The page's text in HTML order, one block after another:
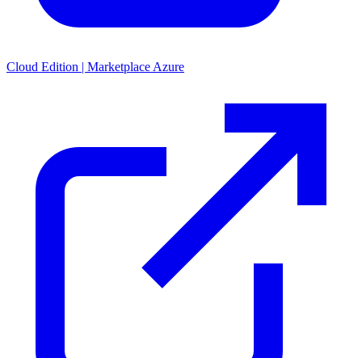
Cloud Edition | Marketplace Azure